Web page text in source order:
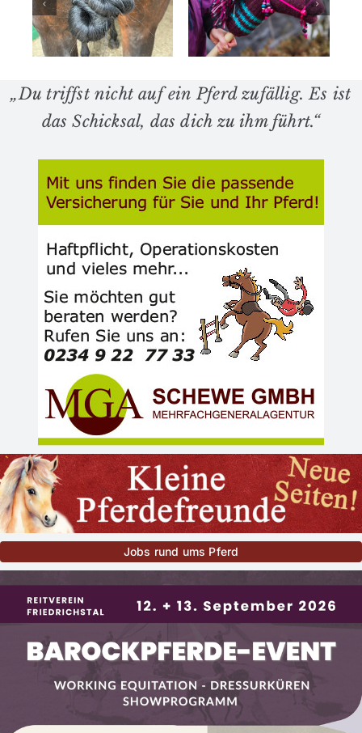
erstes
eigenes
Hobby
Barockpferd
zu mir?
„Du triffst nicht auf ein Pferd zufällig. Es ist
das Schicksal, das dich zu ihm führt.“
Jobs rund ums Pferd